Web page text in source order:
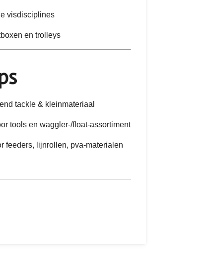
visdisciplines
en trolleys
tackle & kleinmateriaal
tools en waggler-/float-assortiment
feeders, lijnrollen, pva-materialen